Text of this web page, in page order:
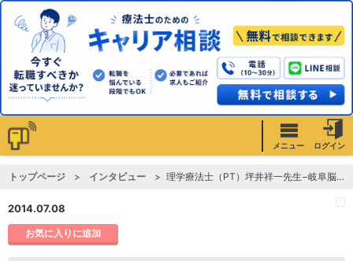
メニュー ログイン
トップページ インタビュー 理学療法士（PT）坪井祥一先生−岐阜脳卒中研究会代表−
2014.07.08
お気に入りに追加